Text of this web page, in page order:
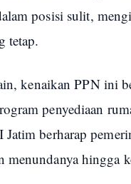
posisi sulit,
tetap.
kenaikan PPN ini
penyediaan
Jatim berharap
menundanya hingga